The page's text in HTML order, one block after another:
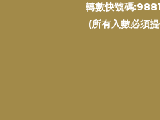
轉數快號碼
(所有入數必須